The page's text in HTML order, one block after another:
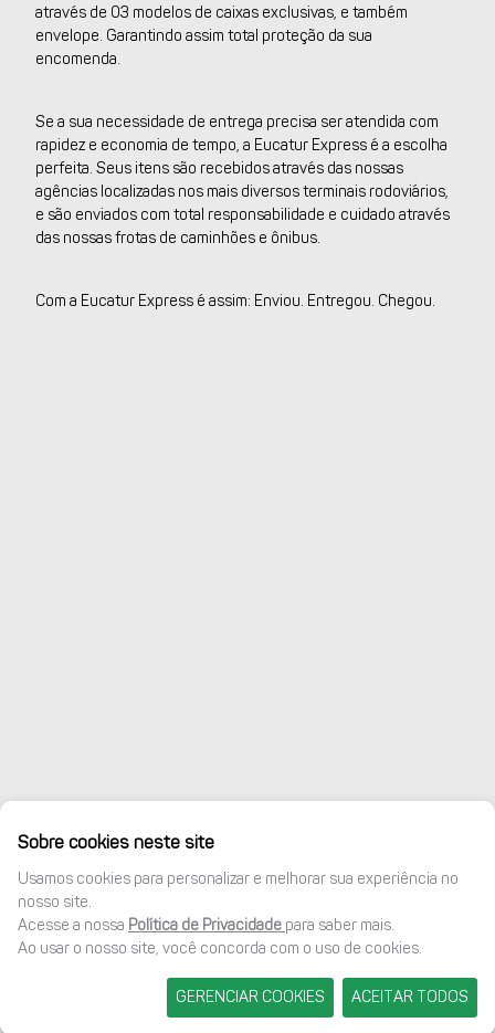
através de 03 modelos de caixas exclusivas, e também
envelope. Garantindo assim total proteção da sua
encomenda.
Se a sua necessidade de entrega precisa ser atendida com
rapidez e economia de tempo, a Eucatur Express é a escolha
perfeita. Seus itens são recebidos através das nossas
agências localizadas nos mais diversos terminais rodoviários,
e são enviados com total responsabilidade e cuidado através
das nossas frotas de caminhões e ônibus.
Com a Eucatur Express é assim: Enviou. Entregou. Chegou.
Sobre cookies neste site
Usamos cookies para personalizar e melhorar sua experiência no
nosso site.
Acesse a nossa Política de Privacidade para saber mais.
Ao usar o nosso site, você concorda com o uso de cookies.
ACEITAR TODOS
GERENCIAR COOKIES